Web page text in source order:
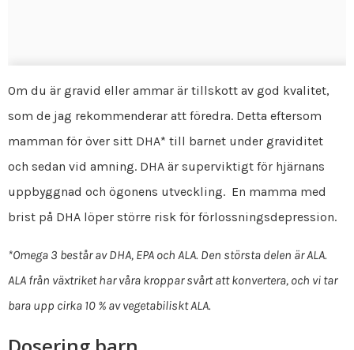
Om du är gravid eller ammar är tillskott av god kvalitet,
som de jag rekommenderar att föredra. Detta eftersom
mamman för över sitt DHA* till barnet under graviditet
och sedan vid amning. DHA är superviktigt för hjärnans
uppbyggnad och ögonens utveckling. En mamma med
brist på DHA löper större risk för förlossningsdepression.
*Omega 3 består av DHA, EPA och ALA. Den största delen är ALA.
ALA från växtriket har våra kroppar svårt att konvertera, och vi tar
bara upp cirka 10 % av vegetabiliskt ALA.